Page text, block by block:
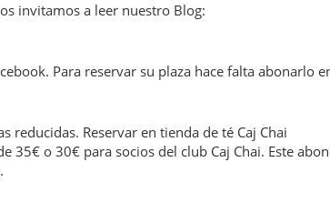
invitamos a leer nuestro Blog:
Para reservar su plaza hace falta abonarlo
reducidas. Reservar en tienda de té Caj Chai
35€ o 30€ para socios del club Caj Chai. Este